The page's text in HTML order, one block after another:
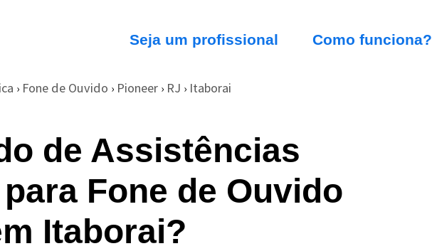
Seja um profissional Como funciona?
› Fone de Ouvido › Pioneer › RJ › Itaborai
de Assistências
Fone de Ouvido
Itaborai?